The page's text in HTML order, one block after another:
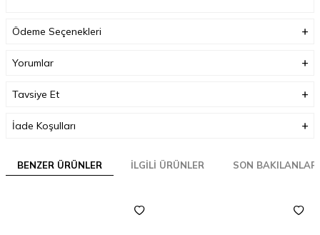
Ödeme Seçenekleri
Yorumlar
Tavsiye Et
İade Koşulları
BENZER ÜRÜNLER İLGILI ÜRÜNLER SON BAKILANLAR